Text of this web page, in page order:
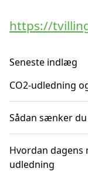
https://
Seneste indlæg
CO2-udledning
Sådan sænker
Hvordan dagens
udledning